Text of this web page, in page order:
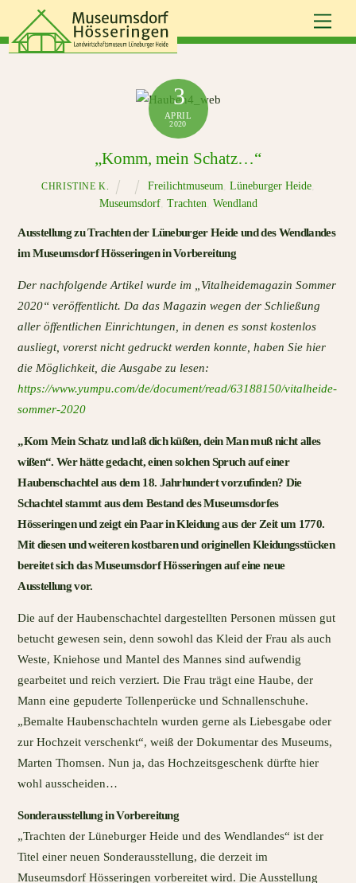
content
3
APRIL
2020
„Komm, mein Schatz…“
CHRISTINE K. Freilichtmuseum Lüneburger Heide,
Museumsdorf, Trachten Wendland
Ausstellung zu Trachten der Lüneburger Heide und des Wendlandes
im Museumsdorf Hösseringen in Vorbereitung
Der nachfolgende Artikel wurde im „Vitalheidemagazin Sommer
2020“ veröffentlicht. Da das Magazin wegen der Schließung
aller öffentlichen Einrichtungen, in denen es sonst kostenlos
ausliegt, vorerst nicht gedruckt werden konnte, haben Sie hier
die Möglichkeit, die Ausgabe zu lesen:
https://www.yumpu.com/de/document/read/63188150/vitalheide-
sommer-2020
„Kom Mein Schatz und laß dich küßen, dein Man muß nicht alles
wißen“. Wer hätte gedacht, einen solchen Spruch auf einer
Haubenschachtel aus dem 18. Jahrhundert vorzufinden? Die
Schachtel stammt aus dem Bestand des Museumsdorfes
Hösseringen und zeigt ein Paar in Kleidung aus der Zeit um 1770.
Mit diesen und weiteren kostbaren und originellen Kleidungsstücken
bereitet sich das Museumsdorf Hösseringen auf eine neue
Ausstellung vor.
Die auf der Haubenschachtel dargestellten Personen müssen gut
betucht gewesen sein, denn sowohl das Kleid der Frau als auch
Weste, Kniehose und Mantel des Mannes sind aufwendig
gearbeitet und reich verziert. Die Frau trägt eine Haube, der
Mann eine gepuderte Tollenperücke und Schnallenschuhe.
„Bemalte Haubenschachteln wurden gerne als Liebesgabe oder
zur Hochzeit verschenkt“, weiß der Dokumentar des Museums,
Marten Thomsen. Nun ja, das Hochzeitsgeschenk dürfte hier
wohl ausscheiden…
Sonderausstellung in Vorbereitung
„Trachten der Lüneburger Heide und des Wendlandes“ ist der
Titel einer neuen Sonderausstellung, die derzeit im
Museumsdorf Hösseringen vorbereitet wird. Die Ausstellung